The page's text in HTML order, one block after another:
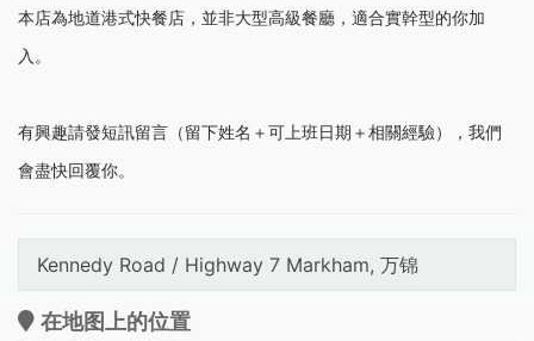
本店為地道港式快餐店，並非大型高級餐廳，適合實幹型的你加
入。
有興趣請發短訊留言（留下姓名＋可上班日期＋相關經驗），我們
會盡快回覆你。
Kennedy Road / Highway 7 Markham, 万锦
在地图上的位置